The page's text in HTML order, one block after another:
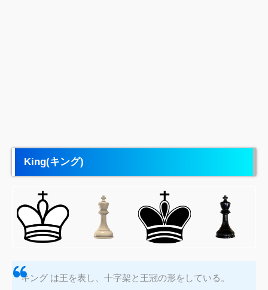
King(キング)
キング は王を表し、十字架と王冠の形をしている。